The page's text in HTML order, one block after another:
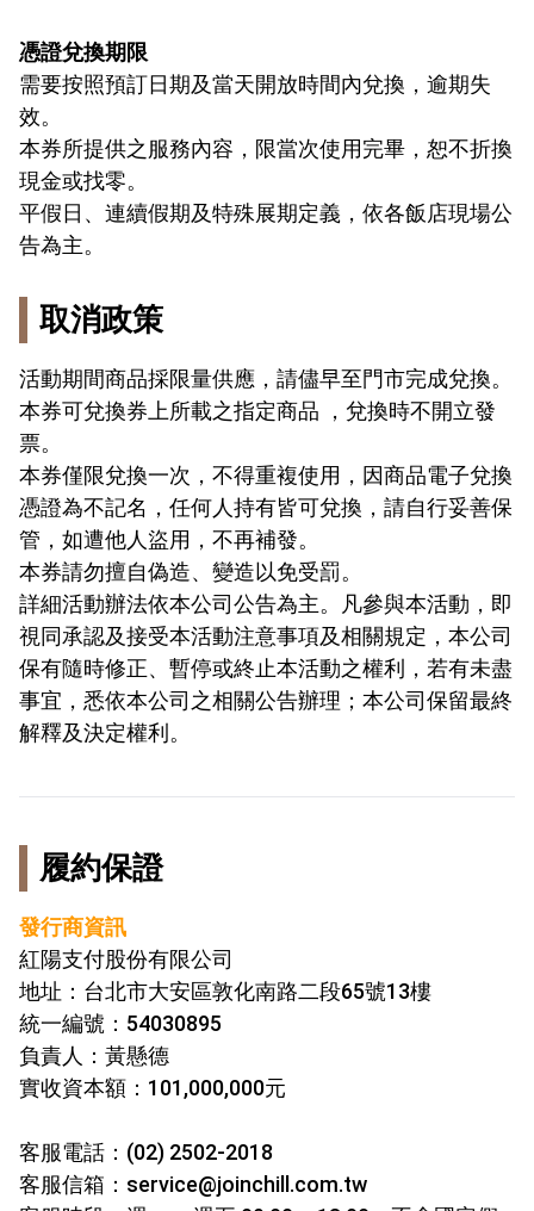
憑證兌換期限
需要按照預訂日期及當天開放時間內兌換，逾期失
效。
本券所提供之服務內容，限當次使用完畢，恕不折換
現金或找零。
平假日、連續假期及特殊展期定義，依各飯店現場公
告為主。
取消政策
活動期間商品採限量供應，請儘早至門市完成兌換。
本券可兌換券上所載之指定商品 ，兌換時不開立發
票。
本券僅限兌換一次，不得重複使用，因商品電子兌換
憑證為不記名，任何人持有皆可兌換，請自行妥善保
管，如遭他人盜用，不再補發。
本券請勿擅自偽造、變造以免受罰。
詳細活動辦法依本公司公告為主。凡參與本活動，即
視同承認及接受本活動注意事項及相關規定，本公司
保有隨時修正、暫停或終止本活動之權利，若有未盡
事宜，悉依本公司之相關公告辦理；本公司保留最終
解釋及決定權利。
履約保證
發行商資訊
紅陽支付股份有限公司
地址：台北市大安區敦化南路二段65號13樓
統一編號：54030895
負責人：黃懸德
實收資本額：101,000,000元
客服電話：(02) 2502-2018
客服信箱：service@joinchill.com.tw